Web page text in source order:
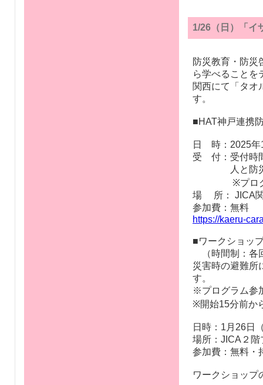
1/26（日）「イ
防災教育・防災
ら学べることを
関西にて「タオ
す。
■HAT神戸連携
日 時：2025年
受 付：受付時
人と防災未
※プログラム
場 所： JICA関
参加費：無料
https://kaeru-
■ワークショッ
（時間制：各
災害時の避難所
す。
※プログラム参
※開始15分前か
日時：1月26日
場所：JICA２
参加費：無料・
ワークショッ